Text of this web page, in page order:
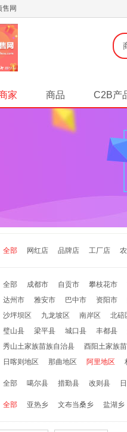
网
家 商品 C2B产
全部 网红店 品牌店 工厂店
全部 成都市 自贡市 攀枝花市
达州市
雅安市 巴中市 资阳市
沙坪坝区
九龙坡区 南岸区 北碚
璧山县
梁平县 城口县 丰都县
秀山土家族苗族自治县
酉阳土家族
日喀则地区
那曲地区 阿里地区
全部 噶尔县 措勤县 改则县
全部 亚热乡 文布当桑乡 盐湖乡